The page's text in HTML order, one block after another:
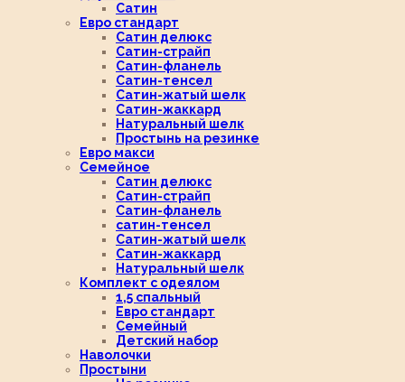
Сатин
Евро стандарт
Сатин делюкс
Сатин-страйп
Сатин-фланель
Сатин-тенсел
Сатин-жатый шелк
Сатин-жаккард
Натуральный шелк
Простынь на резинке
Евро макси
Семейное
Сатин делюкс
Сатин-страйп
Сатин-фланель
сатин-тенсел
Сатин-жатый шелк
Сатин-жаккард
Натуральный шелк
Комплект с одеялом
1,5 спальный
Евро стандарт
Семейный
Детский набор
Наволочки
Простыни